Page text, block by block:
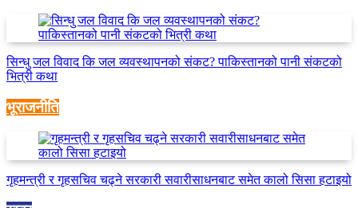
सिन्धु जल विवाद कि जल व्यवस्थापनको संकट? पाकिस्तानको पानी संकटको
भित्री कथा
भूराजनीति
गृहमन्त्री र गृहसचिव चढ्ने सरकारी सवारीसाधनबाट समेत कालो सिसा हटाइयो